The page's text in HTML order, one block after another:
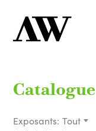
Catalogue
Exposants: Tout